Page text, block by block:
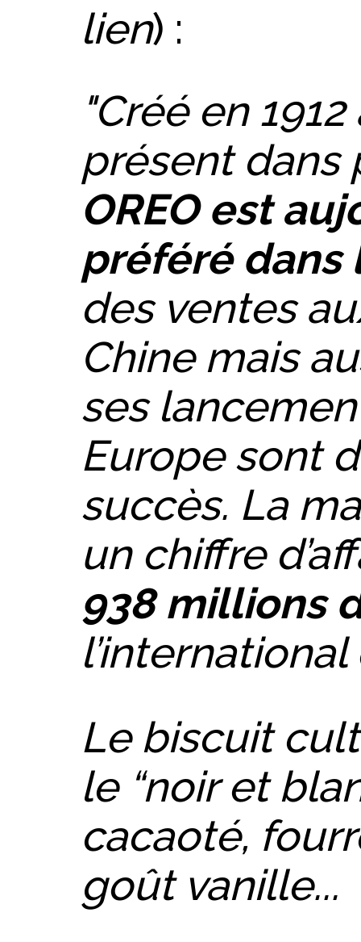
lien) :
"Créé en
présent dans
OREO est
préféré dans
des ventes
Chine mais
ses
Europe sont
succès. La
un chiffre
938 millions
Le biscuit
le “noir et
cacaoté,
goût vanille...